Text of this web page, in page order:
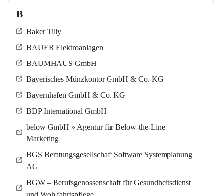
B
Baker Tilly
BAUER Elektroanlagen
BAUMHAUS GmbH
Bayerisches Münzkontor GmbH & Co. KG
Bayernhafen GmbH & Co. KG
BDP International GmbH
below GmbH » Agentur für Below-the-Line
Marketing
BGS Beratungsgesellschaft Software Systemplanung
AG
BGW – Berufsgenossenschaft für Gesundheitsdienst